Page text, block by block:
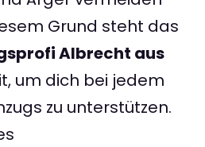
Grund steht das
Albrecht aus
um dich bei jedem
zu unterstützen.